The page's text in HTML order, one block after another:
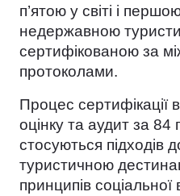
п’ятою у світі і
недержавною
сертифікованою за
протоколами.
Процес сертифікації
оцінку та аудит за 84
стосуються підходів
туристичною
принципів соціальної